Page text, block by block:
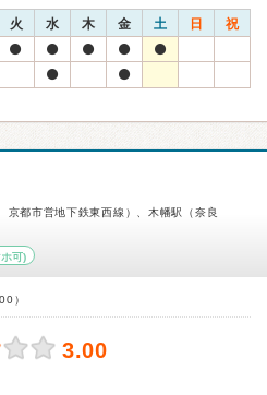
火 水 木 金 土 日 祝
京都市営地下鉄東西線）、木幡駅（奈良
可)
）
3.00